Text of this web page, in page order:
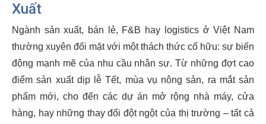
Xuất
Ngành sản xuất, bán lẻ, F&B hay logistics ở Việt Nam
thường xuyên đối mặt với một thách thức cố hữu: sự biến
động mạnh mẽ của nhu cầu nhân sự. Từ những đợt cao
điểm sản xuất dịp lễ Tết, mùa vụ nông sản, ra mắt sản
phẩm mới, cho đến các dự án mở rộng nhà máy, cửa
hàng, hay những thay đổi đột ngột của thị trường – tất cả